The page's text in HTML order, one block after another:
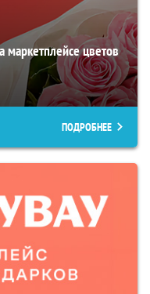
маркетплейсе цветов
ПОДРОБНЕЕ